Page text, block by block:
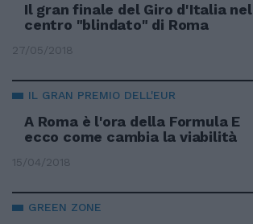
Il gran finale del Giro d'Italia nel
centro "blindato" di Roma
27/05/2018
IL GRAN PREMIO DELL'EUR
A Roma è l'ora della Formula E
ecco come cambia la viabilità
15/04/2018
GREEN ZONE